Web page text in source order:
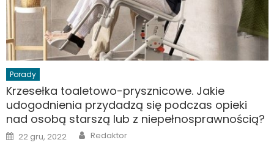
Porady
Krzesełka toaletowo-prysznicowe. Jakie
udogodnienia przydadzą się podczas opieki
nad osobą starszą lub z niepełnosprawnością?
Posted
on
22 gru, 2022 Author
Redaktor